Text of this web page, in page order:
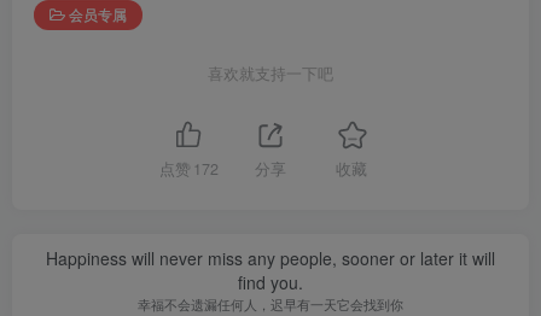
会员专属
喜欢就支持一下吧
点赞 172 分享 收藏
Happiness will never miss any people, sooner or later it will
find you.
幸福不会遗漏任何人，迟早有一天它会找到你